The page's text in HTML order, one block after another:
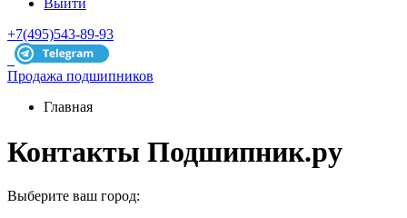
Выйти
+7(495)543-89-93
Продажа подшипников
Главная
Контакты Подшипник.ру
Выберите ваш город: